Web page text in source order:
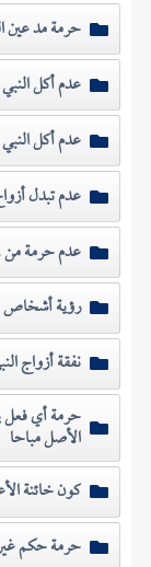
حرمة مد عين
عدم أكل
عدم أكل
عدم تبدل
عدم حرمة من
رؤية أشخاص
نفقة أزواج
حرمة أي فعل
الأصل مباحا
كون خائنة
حرمة حكم غير